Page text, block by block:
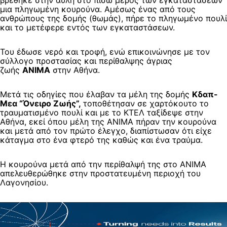
μια πληγωμένη κουρούνα. Αμέσως ένας από τους
ανθρώπους της δομής (θωμάς), πήρε το πληγωμένο πουλί
και το μετέφερε εντός των εγκαταστάσεων.
Του έδωσε νερό και τροφή, ενώ επικοινώνησε με τον
σύλλογο προστασίας και περίθαλψης άγριας
ζωής ΑΝΙΜΑ στην Αθήνα.
Μετά τις οδηγίες που έλαβαν τα μέλη της δομής Κδαπ-
Μεα “Όνειρο Ζωής”, τοποθέτησαν σε χαρτόκουτο το
τραυματισμένο πουλί και με το ΚΤΕΛ ταξίδεψε στην
Αθήνα, εκεί όπου μέλη της ΑΝΙΜΑ πήραν την κουρούνα
και μετά από τον πρώτο έλεγχο, διαπίστωσαν ότι είχε
κάταγμα στο ένα φτερό της καθώς και ένα τραύμα.
Η κουρούνα μετά από την περίθαλψή της στο ΑΝΙΜΑ
απελευθερώθηκε στην προστατευμένη περιοχή του
Λαγονησίου.